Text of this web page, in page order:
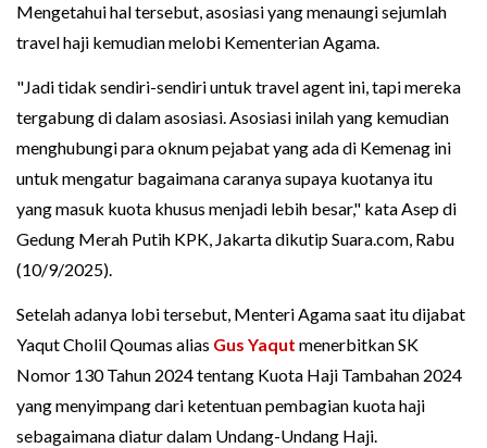
Mengetahui hal tersebut, asosiasi yang menaungi sejumlah
travel haji kemudian melobi Kementerian Agama.
"Jadi tidak sendiri-sendiri untuk travel agent ini, tapi mereka
tergabung di dalam asosiasi. Asosiasi inilah yang kemudian
menghubungi para oknum pejabat yang ada di Kemenag ini
untuk mengatur bagaimana caranya supaya kuotanya itu
yang masuk kuota khusus menjadi lebih besar," kata Asep di
Gedung Merah Putih KPK, Jakarta dikutip Suara.com, Rabu
(10/9/2025).
Setelah adanya lobi tersebut, Menteri Agama saat itu dijabat
Yaqut Cholil Qoumas alias Gus Yaqut menerbitkan SK
Nomor 130 Tahun 2024 tentang Kuota Haji Tambahan 2024
yang menyimpang dari ketentuan pembagian kuota haji
sebagaimana diatur dalam Undang-Undang Haji.